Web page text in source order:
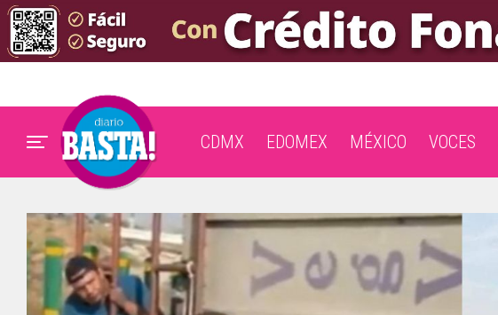
CDMX EDOMEX MÉXICO VOCES